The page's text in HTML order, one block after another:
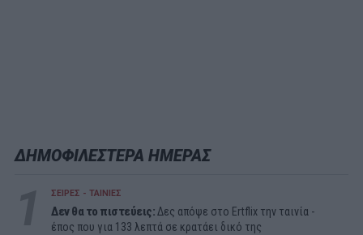
ΔΗΜΟΦΙΛΕΣΤΕΡΑ ΗΜΕΡΑΣ
ΣΕΙΡΕΣ - ΤΑΙΝΙΕΣ
Δεν θα το πιστεύεις:Δες απόψε στο Ertflix την ταινία -
έπος που για 133 λεπτά σε κρατάει δικό της